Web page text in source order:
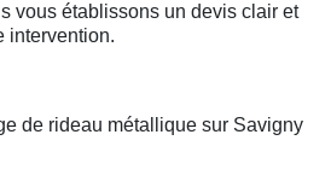
vous établissons un devis clair et
intervention.
de rideau métallique sur Savigny